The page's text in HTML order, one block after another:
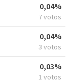
0,04%
7 votos
0,04%
3 votos
0,03%
1 votos